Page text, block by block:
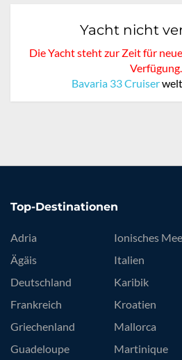
Yacht nicht
Die Yacht steht zur Zeit für
Verfügung.
Bavaria 33 Cruiser
Top-Destinationen
Adria
Ägäis
Deutschland
Frankreich
Griechenland
Guadeloupe
Ionisches
Italien
Karibik
Kroatien
Mallorca
Martinique